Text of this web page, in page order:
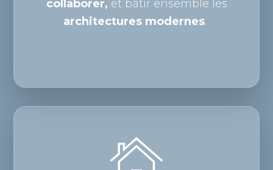
collaborer, et bâtir ensemble les
architectures modernes.